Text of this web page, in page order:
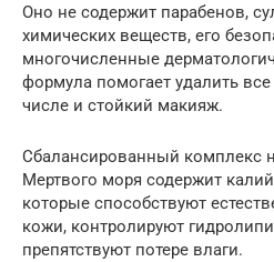
Оно не содержит парабенов,
химических веществ, его
многочисленные
формула помогает удалить
числе и стойкий макияж.
Сбалансированный комплекс
Мертвого моря содержит
которые способствуют
кожи, контролируют
препятствуют потере влаги.